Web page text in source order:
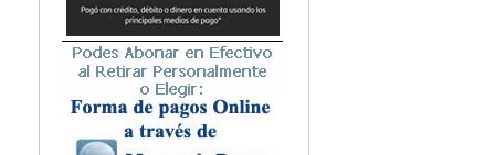
Medicina Interna
Microbiología
Nefrología
Neonatología / Pediatría
Neumología
Neuroanatomía / Neurociencia